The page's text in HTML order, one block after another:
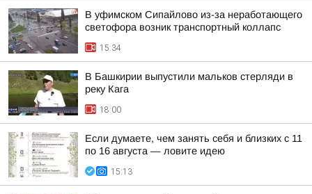
В уфимском Сипайлово из-за неработающего
светофора возник транспортный коллапс
15:34
В Башкирии выпустили мальков стерляди в
реку Кага
18:00
Если думаете, чем занять себя и близких с 11
по 16 августа — ловите идею
15:13